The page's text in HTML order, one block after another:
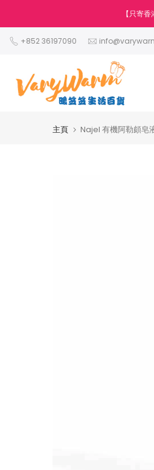
至
內
【只寄
+852 36197090
主頁 Najel 有機阿勒頗皂